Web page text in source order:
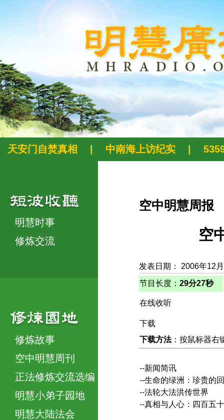
天安门自焚真相 中南海上访纪实
明慧时事
修炼交流
修炼故事
空中明慧周刊
正法修炼交流选编
明慧小弟子园地
明慧大陆法会
空中明慧周报
空
发表日期： 2006年12
节目长度： 29分27秒
在线收听
下载
下载方法：按鼠标器右
--新闻简讯
--生命的绿洲：珍贵的
--法轮大法洪传世界
--真相与人心：四百五